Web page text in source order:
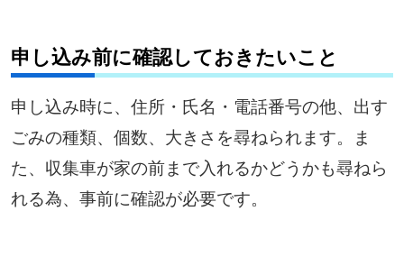
申し込み前に確認しておきたいこと
申し込み時に、住所・氏名・電話番号の他、出す
ごみの種類、個数、大きさを尋ねられます。ま
た、収集車が家の前まで入れるかどうかも尋ねら
れる為、事前に確認が必要です。